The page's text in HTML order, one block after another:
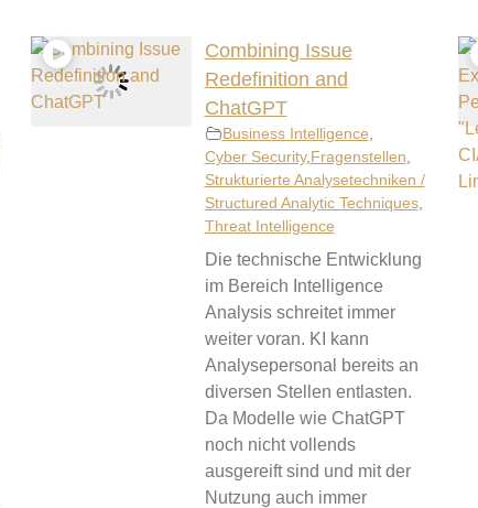
Combining Issue
Redefinition and
ChatGPT
Business Intelligence
Cyber Security, Fragenstellen
Strukturierte Analysetechniken /
Structured Analytic Techniques,
Threat Intelligence
Die technische Entwicklung
im Bereich Intelligence
Analysis schreitet immer
weiter voran. KI kann
Analysepersonal bereits an
diversen Stellen entlasten.
Da Modelle wie ChatGPT
noch nicht vollends
ausgereift sind und mit der
Nutzung auch immer